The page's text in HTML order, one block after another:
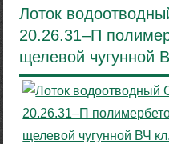
Лоток
20.26.31–П
щелевой чугунной